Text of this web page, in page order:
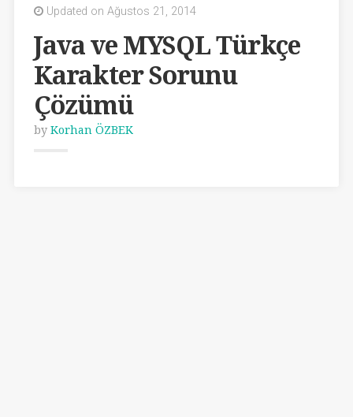
Updated on Ağustos 21, 2014
Java ve MYSQL Türkçe
Karakter Sorunu
Çözümü
by Korhan ÖZBEK